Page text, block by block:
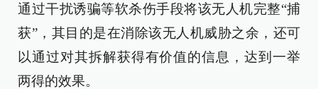
通过干扰诱骗等软杀伤手段将该无人机完整“捕
获”，其目的是在消除该无人机威胁之余，还可
以通过对其拆解获得有价值的信息，达到一举
两得的效果。